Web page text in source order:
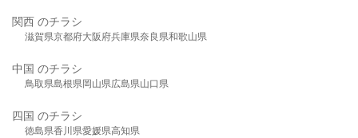
関西 のチラシ
滋賀県京都府大阪府兵庫県奈良県和歌山県
中国 のチラシ
鳥取県島根県岡山県広島県山口県
四国 のチラシ
徳島県香川県愛媛県高知県